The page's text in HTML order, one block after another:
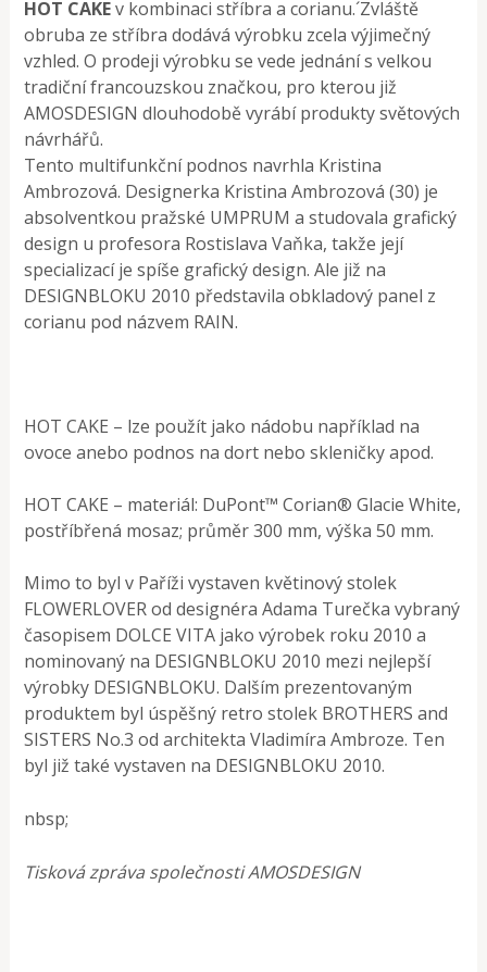
HOT CAKEv kombinaci stříbra a corianu.´Zvláště
obruba ze stříbra dodává výrobku zcela výjimečný
vzhled. O prodeji výrobku se vede jednání s velkou
tradiční francouzskou značkou, pro kterou již
AMOSDESIGN dlouhodobě vyrábí produkty světových
návrhářů.
Tento multifunkční podnos navrhla Kristina
Ambrozová. Designerka Kristina Ambrozová (30) je
absolventkou pražské UMPRUM a studovala grafický
design u profesora Rostislava Vaňka, takže její
specializací je spíše grafický design. Ale již na
DESIGNBLOKU 2010 představila obkladový panel z
corianu pod názvem RAIN.
HOT CAKE – lze použít jako nádobu například na
ovoce anebo podnos na dort nebo skleničky apod.
HOT CAKE – materiál: DuPont™ Corian® Glacie White,
postříbřená mosaz; průměr 300 mm, výška 50 mm.
Mimo to byl v Paříži vystaven květinový stolek
FLOWERLOVER od designéra Adama Turečka vybraný
časopisem DOLCE VITA jako výrobek roku 2010 a
nominovaný na DESIGNBLOKU 2010 mezi nejlepší
výrobky DESIGNBLOKU. Dalším prezentovaným
produktem byl úspěšný retro stolek BROTHERS and
SISTERS No.3 od architekta Vladimíra Ambroze. Ten
byl již také vystaven na DESIGNBLOKU 2010.
nbsp;
Tisková zpráva společnosti AMOSDESIGN